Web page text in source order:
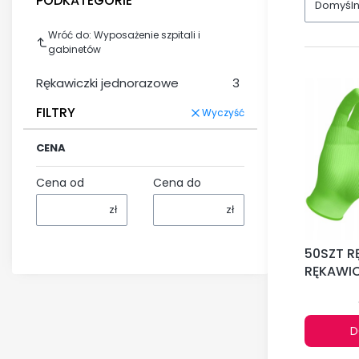
Wróć do: Wyposażenie szpitali i
gabinetów
Rękawiczki jednorazowe 3
FILTRY Wyczyść
CENA
Cena od
zł
Cena do
zł
50SZT
MOCNE